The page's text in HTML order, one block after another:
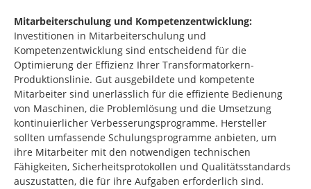
Mitarbeiterschulung und Kompetenzentwicklung:
Investitionen in Mitarbeiterschulung und
Kompetenzentwicklung sind entscheidend für die
Optimierung der Effizienz Ihrer Transformatorkern-
Produktionslinie. Gut ausgebildete und kompetente
Mitarbeiter sind unerlässlich für die effiziente Bedienung
von Maschinen, die Problemlösung und die Umsetzung
kontinuierlicher Verbesserungsprogramme. Hersteller
sollten umfassende Schulungsprogramme anbieten, um
ihre Mitarbeiter mit den notwendigen technischen
Fähigkeiten, Sicherheitsprotokollen und Qualitätsstandards
auszustatten, die für ihre Aufgaben erforderlich sind.